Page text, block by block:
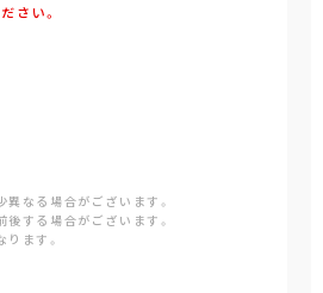
さい。
異なる場合がございます。
後する場合がございます。
ます。